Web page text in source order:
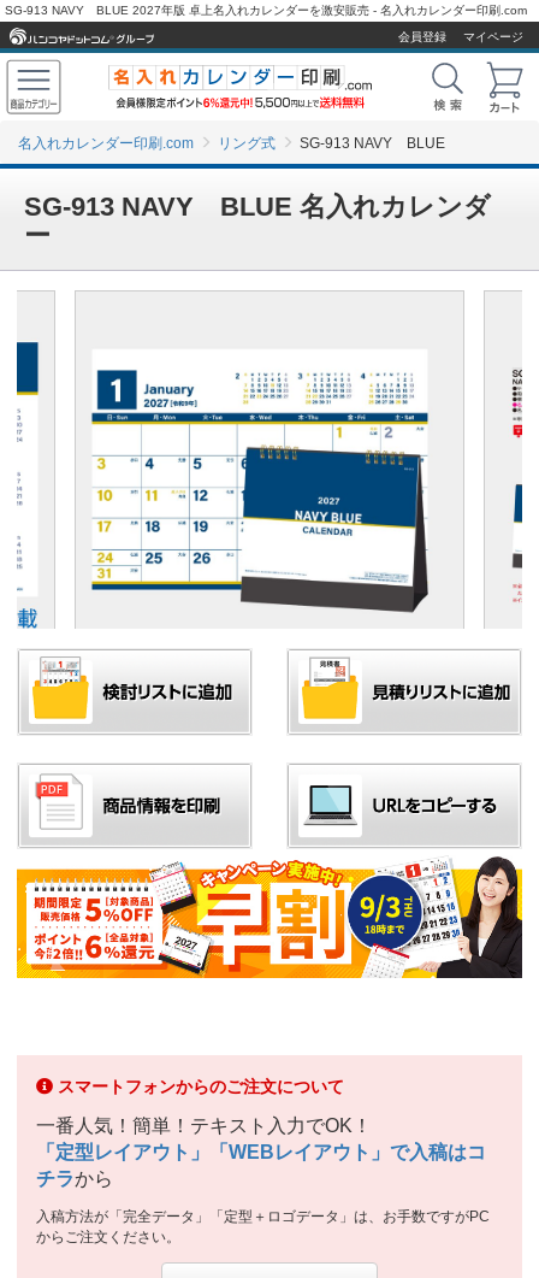
SG-913 NAVY BLUE 2027年版 卓上名入れカレンダーを激安販売 - 名入れカレンダー印刷.com
会員登録
マイページ
名入れカレンダー印刷.com リング式 SG-913 NAVY BLUE
SG-913 NAVY BLUE 名入れカレンダ
ー
スマートフォンからのご注文について
一番人気！簡単！テキスト入力でOK！
「定型レイアウト」「WEBレイアウト」で入稿はコ
チラから
入稿方法が「完全データ」「定型＋ロゴデータ」は、お手数ですがPC
からご注文ください。